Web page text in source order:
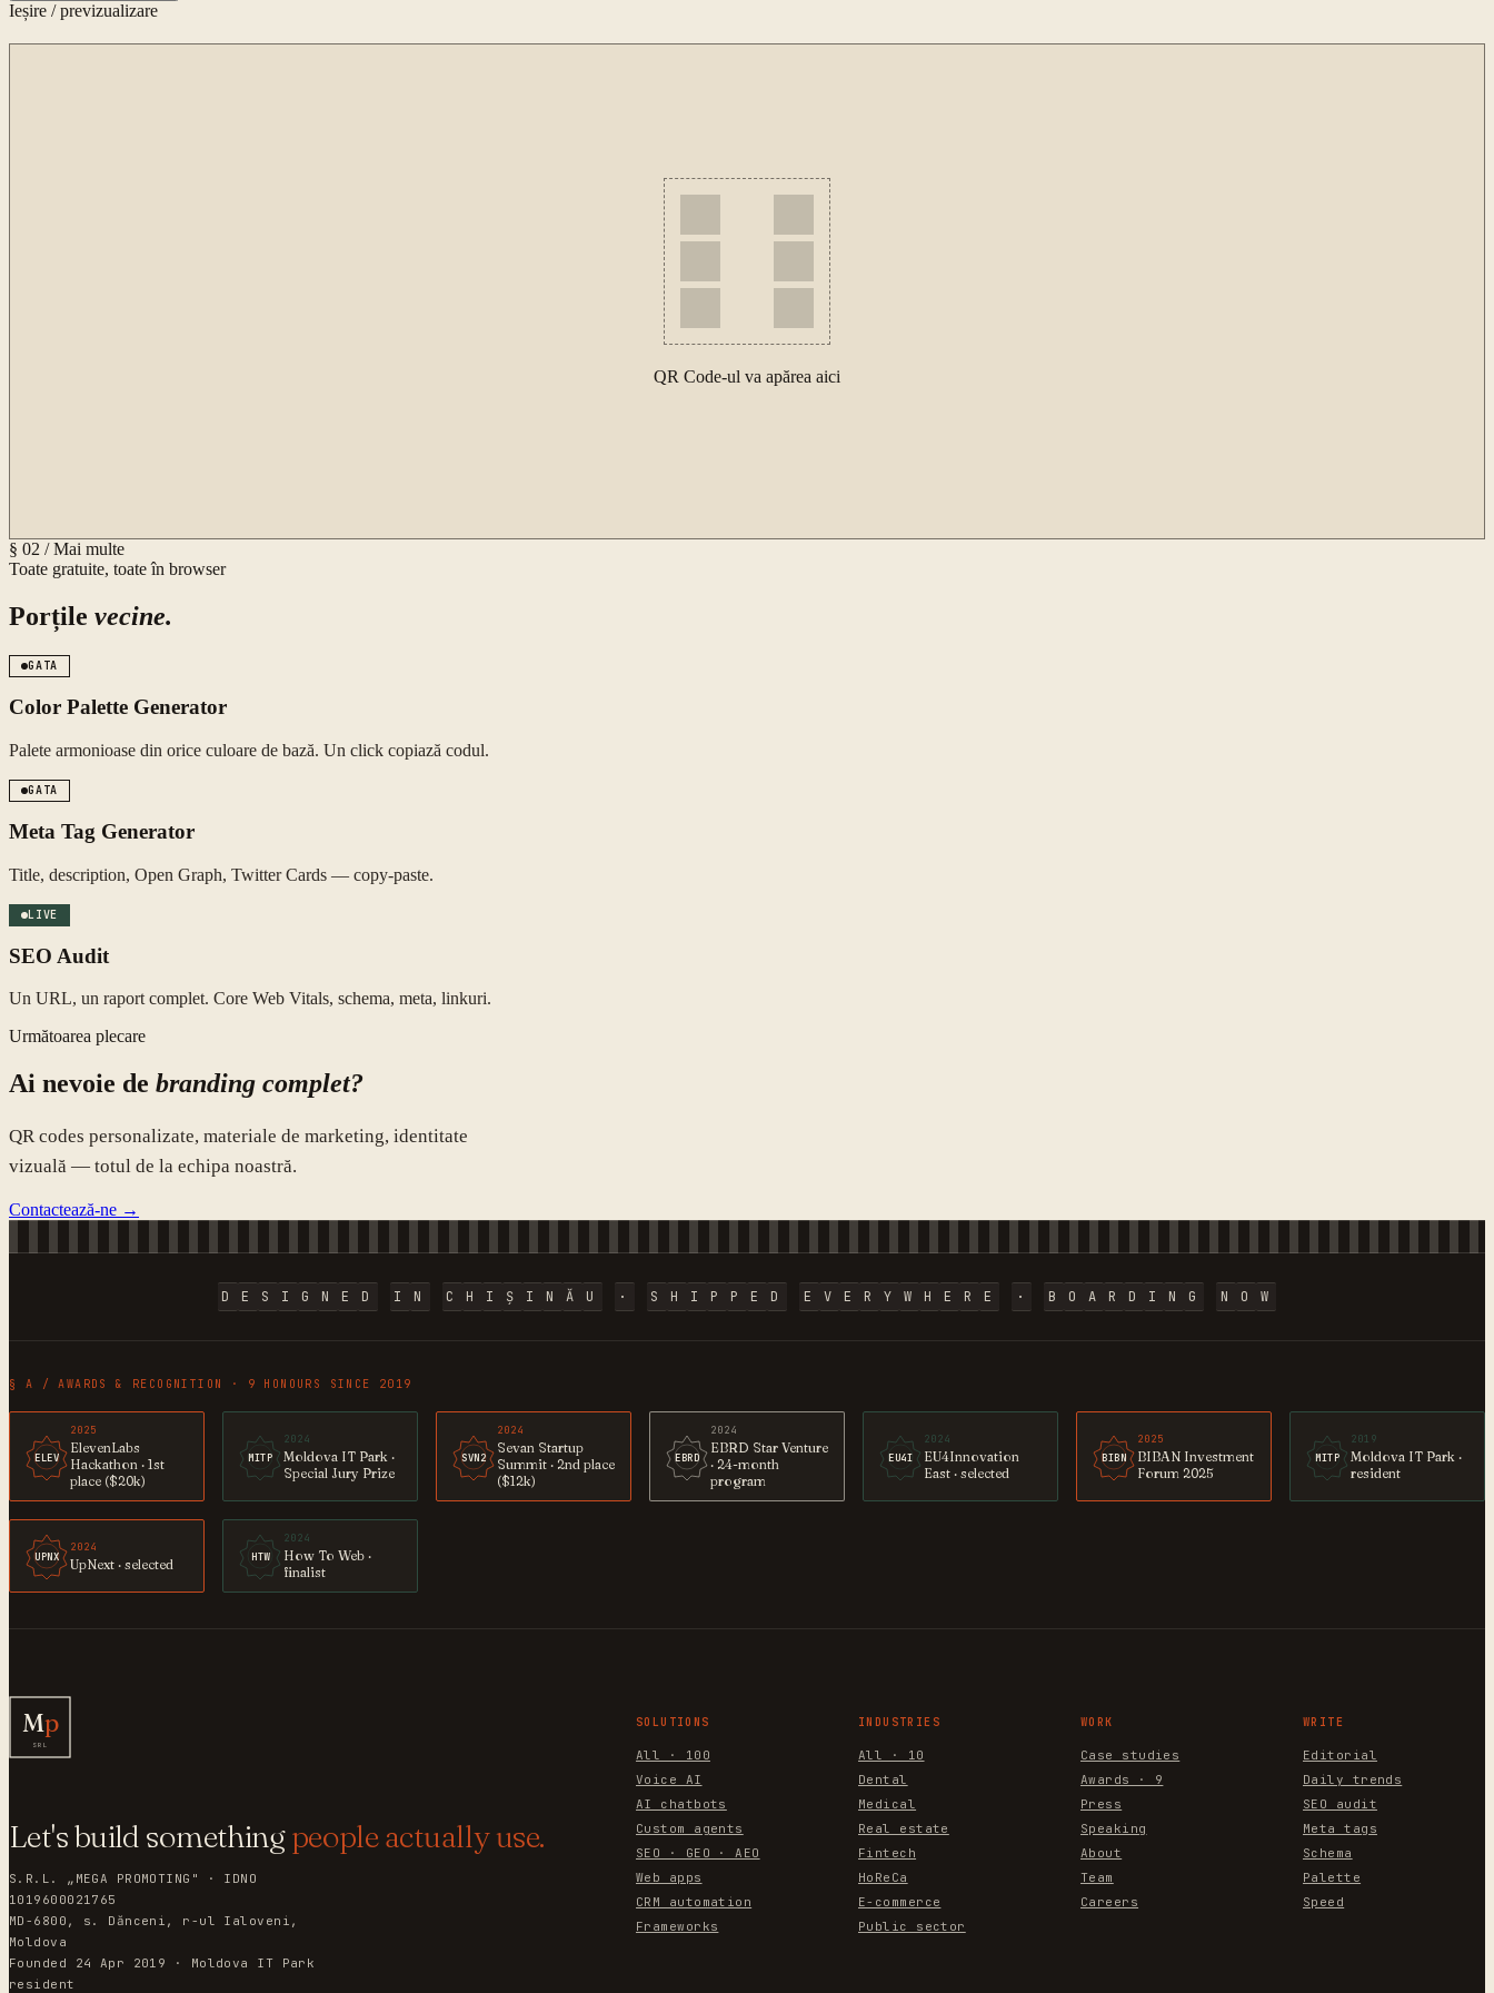
Ieșire / previzualizare
QR Code-ul va apărea aici
§ 02 / Mai multe
Toate gratuite, toate în browser
Porțile vecine.
GATA
Color Palette Generator
Palete armonioase din orice culoare de bază. Un click copiază codul.
GATA
Meta Tag Generator
Title, description, Open Graph, Twitter Cards — copy-paste.
LIVE
SEO Audit
Un URL, un raport complet. Core Web Vitals, schema, meta, linkuri.
Următoarea plecare
Ai nevoie de branding complet?
QR codes personalizate, materiale de marketing, identitate
vizuală — totul de la echipa noastră.
Contactează-ne →
D E S I G N E D I N C H I Ș I N Ă U · S H I P P E D E V E R Y W H E R E · B O A R D I N G N O W
§ A / AWARDS & RECOGNITION · 9 HONOURS SINCE 2019
ELEV
2025
ElevenLabs
Hackathon · 1st
place ($20k)
MITP
2024
Moldova IT Park ·
Special Jury Prize
SVN2
2024
Sevan Startup
Summit · 2nd place
($12k)
EBRD
2024
EBRD Star Venture
· 24-month
program
EU4I
2024
EU4Innovation
East · selected
BIBN
2025
BIBAN Investment
Forum 2025
MITP
2019
Moldova IT Park ·
resident
UPNX
2024
UpNext · selected HTW
2024
How To Web ·
finalist
Mp
SRL
Let's build somethingpeople actually use.
S.R.L. „MEGA PROMOTING" · IDNO
1019600021765
MD-6800, s. Dănceni, r-ul Ialoveni,
Moldova
Founded 24 Apr 2019 · Moldova IT Park
resident
SOLUTIONS
All · 100
Voice AI
AI chatbots
Custom agents
SEO · GEO · AEO
Web apps
CRM automation
Frameworks
INDUSTRIES
All · 10
Dental
Medical
Real estate
Fintech
HoReCa
E-commerce
Public sector
WORK
Case studies
Awards · 9
Press
Speaking
About
Team
Careers
WRITE
Editorial
Daily trends
SEO audit
Meta tags
Schema
Palette
Speed